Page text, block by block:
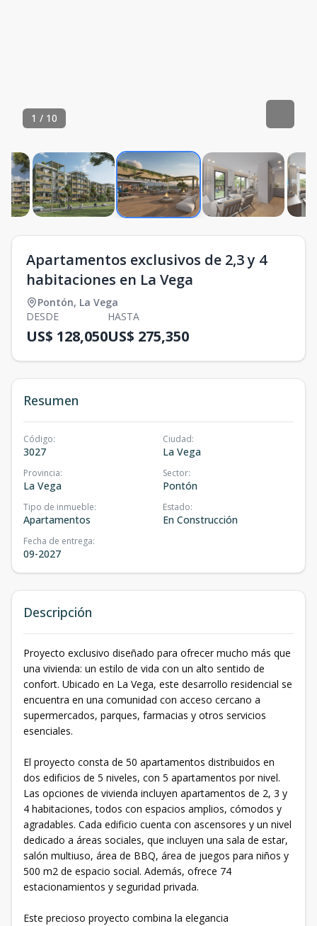
1 / 10
Apartamentos exclusivos de 2,3 y 4
habitaciones en La Vega
Pontón, La Vega
DESDE
US$ 128,050
HASTA
US$ 275,350
Resumen
Código:
3027
Ciudad:
La Vega
Provincia:
La Vega
Sector:
Pontón
Tipo de inmueble:
Apartamentos
Estado:
En Construcción
Fecha de entrega:
09-2027
Descripción
Proyecto exclusivo diseñado para ofrecer mucho más que
una vivienda: un estilo de vida con un alto sentido de
confort. Ubicado en La Vega, este desarrollo residencial se
encuentra en una comunidad con acceso cercano a
supermercados, parques, farmacias y otros servicios
esenciales.
El proyecto consta de 50 apartamentos distribuidos en
dos edificios de 5 niveles, con 5 apartamentos por nivel.
Las opciones de vivienda incluyen apartamentos de 2, 3 y
4 habitaciones, todos con espacios amplios, cómodos y
agradables. Cada edificio cuenta con ascensores y un nivel
dedicado a áreas sociales, que incluyen una sala de estar,
salón multiuso, área de BBQ, área de juegos para niños y
500 m2 de espacio social. Además, ofrece 74
estacionamientos y seguridad privada.
Este precioso proyecto combina la elegancia